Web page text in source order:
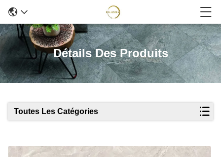
Détails Des Produits
Toutes Les Catégories